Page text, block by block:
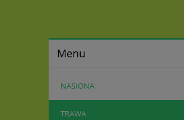
Menu
NASIONA
TRAWA